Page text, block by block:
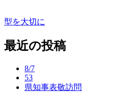
投
稿
型を大切に
最近の投稿
8/7
53
県知事表敬訪問